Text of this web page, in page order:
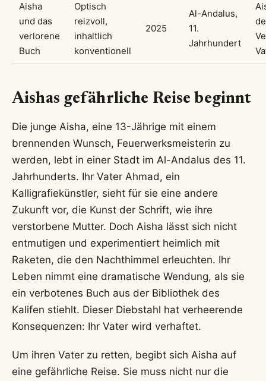
Aisha
und das
verlorene
Buch
Optisch
reizvoll,
inhaltlich
konventionell
2025
Al-Andalus,
11.
Jahrhundert
Aishas gefährliche Reise beginnt
Die junge Aisha, eine 13-Jährige mit einem
brennenden Wunsch, Feuerwerksmeisterin zu
werden, lebt in einer Stadt im Al-Andalus des 11.
Jahrhunderts. Ihr Vater Ahmad, ein
Kalligrafiekünstler, sieht für sie eine andere
Zukunft vor, die Kunst der Schrift, wie ihre
verstorbene Mutter. Doch Aisha lässt sich nicht
entmutigen und experimentiert heimlich mit
Raketen, die den Nachthimmel erleuchten. Ihr
Leben nimmt eine dramatische Wendung, als sie
ein verbotenes Buch aus der Bibliothek des
Kalifen stiehlt. Dieser Diebstahl hat verheerende
Konsequenzen: Ihr Vater wird verhaftet.
Um ihren Vater zu retten, begibt sich Aisha auf
eine gefährliche Reise. Sie muss nicht nur die